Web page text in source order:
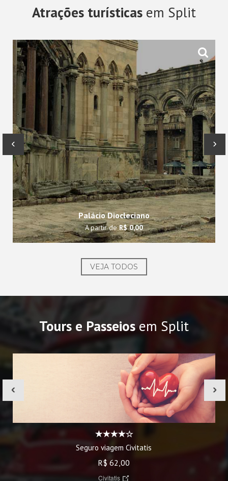
Atrações turísticas em Split
Palácio Diocleciano
A partir deR$ 0,00
‹ ›
VEJA TODOS
Tours e Passeiosem Split
Seguro viagem Civitatis
R$ 62,00
Civitatis
‹ ›